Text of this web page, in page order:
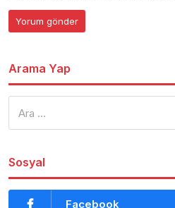
Arama Yap
Sosyal
Facebook